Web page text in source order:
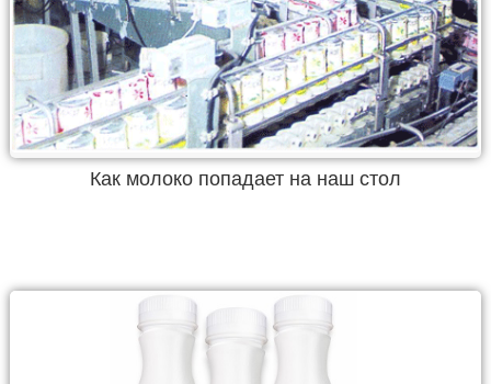
Как молоко попадает на наш стол